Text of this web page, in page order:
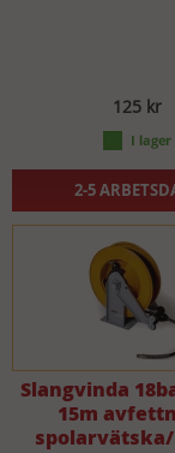
125 kr
2-5
Slangvinda
15m